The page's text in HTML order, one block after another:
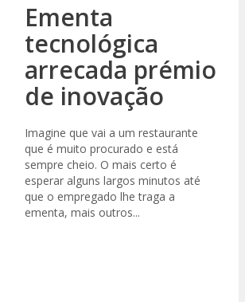
Ementa
tecnológica
arrecada prémio
de inovação
Imagine que vai a um restaurante
que é muito procurado e está
sempre cheio. O mais certo é
esperar alguns largos minutos até
que o empregado lhe traga a
ementa, mais outros...